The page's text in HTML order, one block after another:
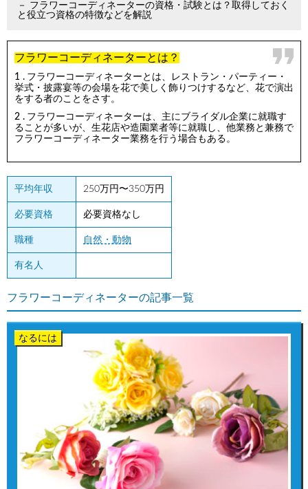
フラワーコーディネーターの資格・試験とは？取得しておく
と役立つ資格の特徴などを解説
フラワーコーディネーターとは？
フラワーコーディネーターとは、レストラン・パーティー・
挙式・披露宴等の会場を花で美しく飾りつけするなど、花で演出
をする者のことをさす。
フラワーコーディネーターは、主にブライダル企業に就職す
ることが多いが、生花店や造園業者等に就職し、他業務と兼務で
フラワーコーディネーター業務を行う場合もある。
平均年収 250万円〜350万円
必要資格 必要資格なし
職種 自然・動物
有名人
フラワーコーディネーターの記事一覧
なるには